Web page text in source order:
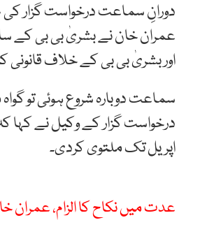
دورانِ سماعت درخواست گزار
عمران خان نے بشریٰ بی بی کے
اور بشریٰ بی بی کے خلاف قانونی
سماعت دوبارہ شروع ہوئی تو
اپریل تک ملتوی کردی۔
عدت میں نکاح کا الزام، عمران